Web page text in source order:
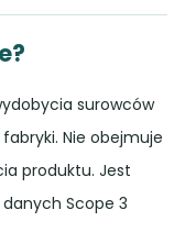
surowców
Nie obejmuje
produktu. Jest
Scope 3